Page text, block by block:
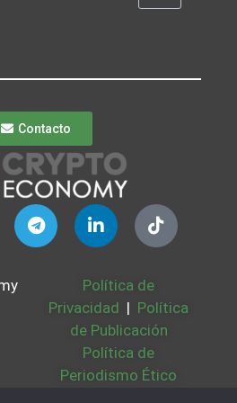
Contacto
Política de
Privacidad | Política
de Publicación
Política de
Periodismo Ético